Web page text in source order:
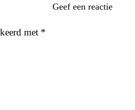
Geef een reactie
met *